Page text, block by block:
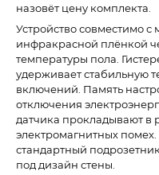
назовёт цену комплекта.
Устройство совместимо
инфракрасной плёнкой
температуры пола.
удерживает стабильную
включений. Память
отключения
датчика прокладывают в
электромагнитных
стандартный
под дизайн стены.